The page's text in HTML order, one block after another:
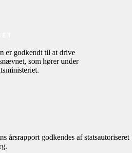
er godkendt til at drive
som hører under
årsrapport godkendes af statsautoriseret